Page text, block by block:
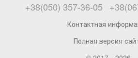
+38(050) 357-36-05
Контактная
Полная версия